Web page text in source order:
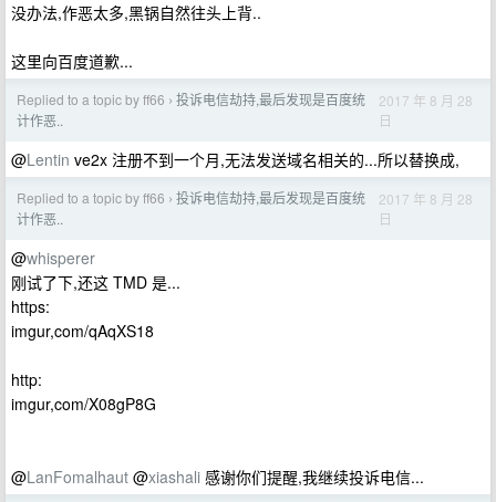
没办法,作恶太多,黑锅自然往头上背..
这里向百度道歉...
Replied to a topic by ff66 › 投诉电信劫持,最后发现是百度统
计作恶..
2017 年 8 月 28
日
@Lentin ve2x 注册不到一个月,无法发送域名相关的...所以替换成,
Replied to a topic by ff66 › 投诉电信劫持,最后发现是百度统
计作恶..
2017 年 8 月 28
日
@whisperer
刚试了下,还这 TMD 是...
https:
imgur,com/qAqXS18
http:
imgur,com/X08gP8G
@LanFomalhaut @xiashali 感谢你们提醒,我继续投诉电信...